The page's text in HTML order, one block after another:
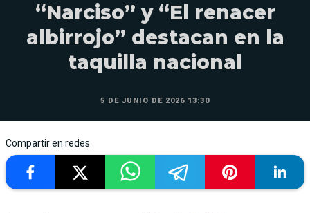
“Narciso” y “El renacer
albirrojo” destacan en la
taquilla nacional
5 DE JUNIO DE 2026 13:30
Compartir en redes